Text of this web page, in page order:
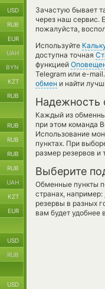
Зачастую бывает
через наш сервис.
пожалуйста,
Используйте
доступна точная
функцией
Telegram или e-
обмен и найти
Надежность
Каждый из
при этом команда
Использование
пунктах. При
размер резервов и
Выберите
Обменные пункты
странах, например:
резервы в разных
вам будет удобнее
USD
RUB
EUR
UAH
BYN
KZT
RUB
RUB
RUB
RUB
RUB
UAH
KZT
EUR
USD
RUB
USD